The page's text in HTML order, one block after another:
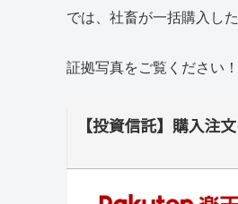
では、社畜が一括購入し
証拠写真をご覧ください！